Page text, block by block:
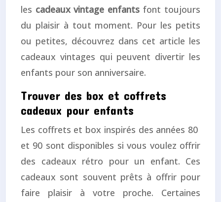
les cadeaux vintage enfantsfont toujours
du plaisir à tout moment. Pour les petits
ou petites, découvrez dans cet article les
cadeaux vintages qui peuvent divertir les
enfants pour son anniversaire.
Trouver des box et coffrets
cadeaux pour enfants
Les coffrets et box inspirés des années 80
et 90 sont disponibles si vous voulez offrir
des cadeaux rétro pour un enfant. Ces
cadeaux sont souvent prêts à offrir pour
faire plaisir à votre proche. Certaines